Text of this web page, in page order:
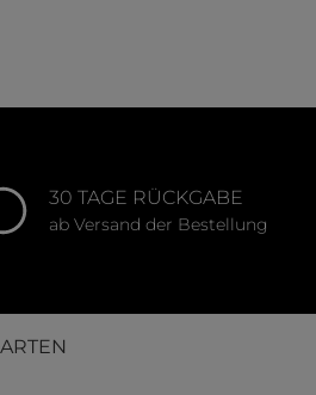
30 TAGE RÜCKGABE
ab Versand der Bestellung